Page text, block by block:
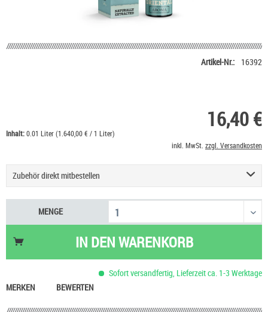
Artikel-Nr.: 16392
16,40 €
Inhalt:0.01 Liter (1.640,00 € / 1 Liter)
inkl. MwSt. zzgl. Versandkosten
Zubehör direkt mitbestellen
Basis Liquid VPG (50/50) SC - 100 ml
53,90 €
Basis Liquid VPG (70/30) SC - 100 ml
53,90 €
Ültje Studentenfutter mit Rosinen
29,90 €
MENGE
IN DENWARENKORB
Sofort versandfertig, Lieferzeit ca. 1-3 Werktage
MERKEN
BEWERTEN